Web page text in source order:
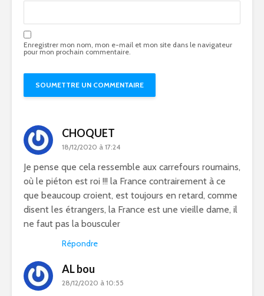
Enregistrer mon nom, mon e-mail et mon site dans le navigateur
pour mon prochain commentaire.
CHOQUET
18/12/2020 à 17:24
Je pense que cela ressemble aux carrefours roumains,
où le piéton est roi !!! la France contrairement à ce
que beaucoup croient, est toujours en retard, comme
disent les étrangers, la France est une vieille dame, il
ne faut pas la bousculer
Répondre
AL bou
28/12/2020 à 10:55